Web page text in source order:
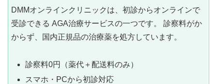
DMMオンラインクリニックは、初診からオンラインで
受診できる AGA治療サービスの一つです。 診察料がか
からず、国内正規品の治療薬を処方しています。
診察料0円（薬代＋配送料のみ）
スマホ・PCから初診対応